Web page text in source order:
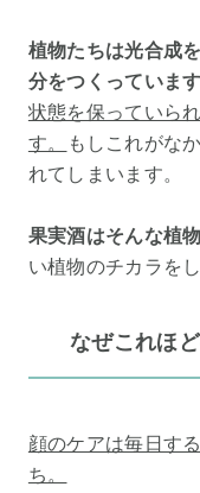
植物たちは光合成
分をつくっています
状態を保っていら
す。
もしこれがな
れてしまいます。
果実酒はそんな植
い植物のチカラを
なぜこれほ
顔のケアは毎日す
ち。